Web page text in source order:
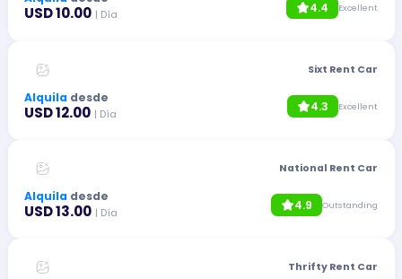
USD 10.00 | Día 4.4 Excellent
Sixt Rent Car
Alquila desde
USD 12.00 | Día 4.3 Excellent
National Rent Car
Alquila desde
USD 13.00 | Día 4.9 Outstanding
Thrifty Rent Car